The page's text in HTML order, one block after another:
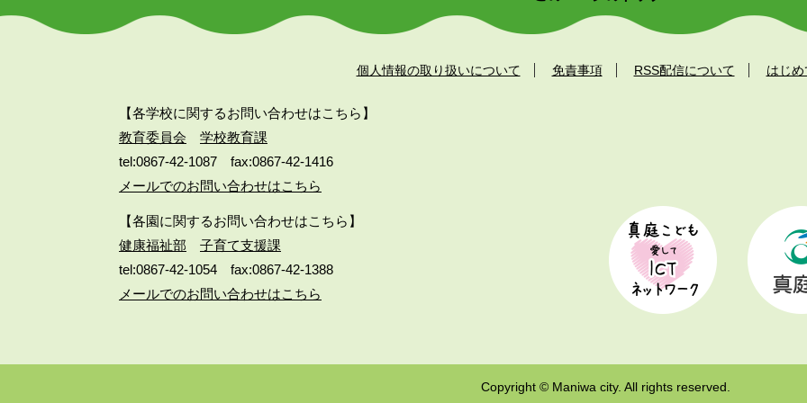
個人情報の取り扱いについて 免責事項 RSS配信について はじ
【各学校に関するお問い合わせはこちら】
教育委員会
学校教育課
tel:0867-42-1087
fax:0867-42-1416
メールでのお問い合わせはこちら
【各園に関するお問い合わせはこちら】
健康福祉部
子育て支援課
tel:0867-42-1054
fax:0867-42-1388
メールでのお問い合わせはこちら
Copyright © Maniwa city. All rights reserved.